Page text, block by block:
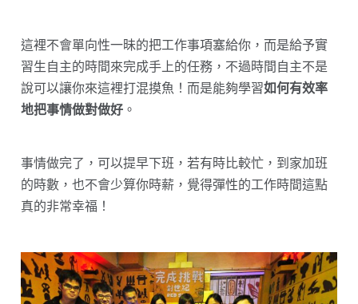
這裡不會單向性一昧的把工作事項塞給你，而是給予實
習生自主的時間來完成手上的任務，不過時間自主不是
說可以讓你來這裡打混摸魚！而是能夠學習如何有效率
地把事情做對做好 。
事情做完了，可以提早下班，若有時比較忙，到家加班
的時數，也不會少算你時薪，覺得彈性的工作時間這點
真的非常幸福！